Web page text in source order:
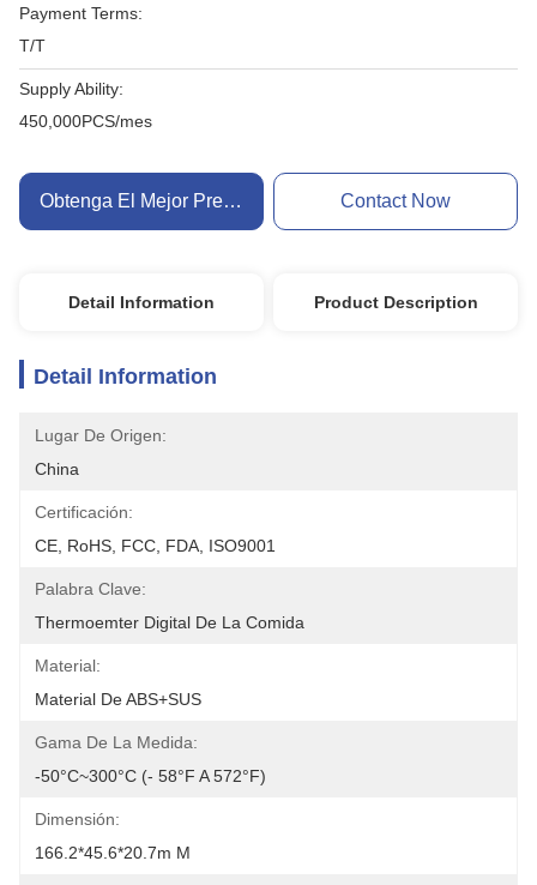
Payment Terms:
T/T
Supply Ability:
450,000PCS/mes
Obtenga El Mejor Precio Contact Now
Detail Information Product Description
Detail Information
Lugar De Origen:
China
Certificación:
CE, RoHS, FCC, FDA, ISO9001
Palabra Clave:
Thermoemter Digital De La Comida
Material:
Material De ABS+SUS
Gama De La Medida:
-50°C~300°C (- 58°F A 572°F)
Dimensión:
166.2*45.6*20.7m M